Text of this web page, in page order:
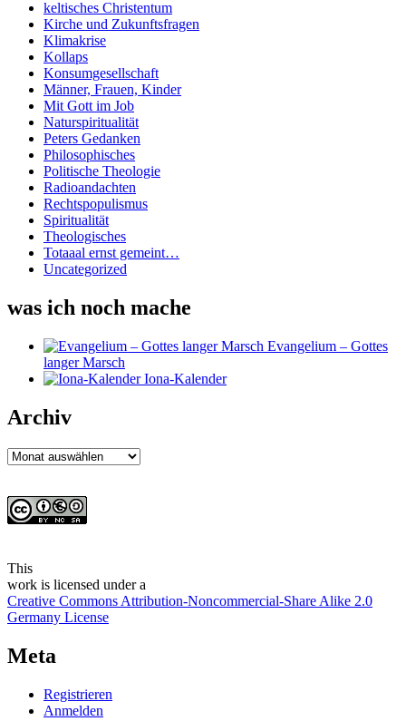
keltisches Christentum
Kirche und Zukunftsfragen
Klimakrise
Kollaps
Konsumgesellschaft
Männer, Frauen, Kinder
Mit Gott im Job
Naturspiritualität
Peters Gedanken
Philosophisches
Politische Theologie
Radioandachten
Rechtspopulismus
Spiritualität
Theologisches
Totaaal ernst gemeint…
Uncategorized
was ich noch mache
Evangelium – Gottes
langer Marsch
Iona-Kalender
Archiv
Archiv
This
work is licensed under a
Creative Commons Attribution-Noncommercial-Share Alike 2.0
Germany License
Meta
Registrieren
Anmelden